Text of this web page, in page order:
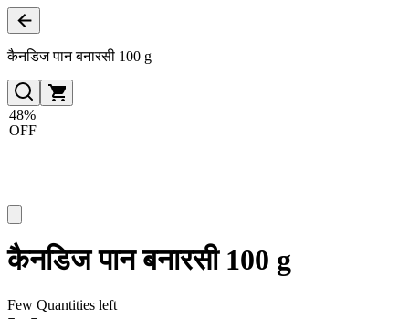
कैनडिज पान बनारसी 100 g
48%
OFF
कैनडिज पान बनारसी 100 g
Few Quantities left